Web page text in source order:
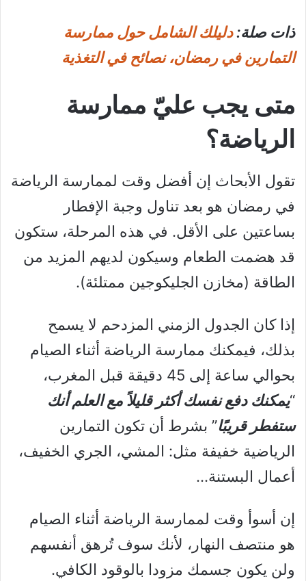
ذات صلة:دليلك الشامل حول ممارسة
التمارين في رمضان، نصائح في التغذية
متى يجب عليّ ممارسة
الرياضة؟
تقول الأبحاث إن أفضل وقت لممارسة الرياضة
في رمضان هو بعد تناول وجبة الإفطار
بساعتين على الأقل. في هذه المرحلة، ستكون
قد هضمت الطعام وسيكون لديهم المزيد من
الطاقة (مخازن الجليكوجين ممتلئة).
إذا كان الجدول الزمني المزدحم لا يسمح
بذلك، فيمكنك ممارسة الرياضة أثناء الصيام
بحوالي ساعة إلى 45 دقيقة قبل المغرب،
“يمكنك دفع نفسك أكثر قليلاً مع العلم أنك
ستفطر قريبًا” بشرط أن تكون التمارين
الرياضية خفيفة مثل: المشي، الجري الخفيف،
أعمال البستنة…
إن أسوأ وقت لممارسة الرياضة أثناء الصيام
هو منتصف النهار، لأنك سوف تُرهق أنفسهم
ولن يكون جسمك مزودا بالوقود الكافي.